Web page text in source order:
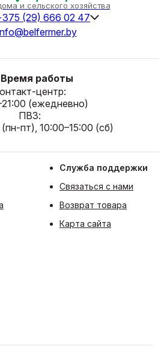
и сельского хозяйства
(29) 666 02 47
Время работы
центр:
(ежедневно)
ПВЗ:
пт), 10:00–15:00 (сб)
Служба поддержки
Связаться с нами
Возврат товара
Карта сайта